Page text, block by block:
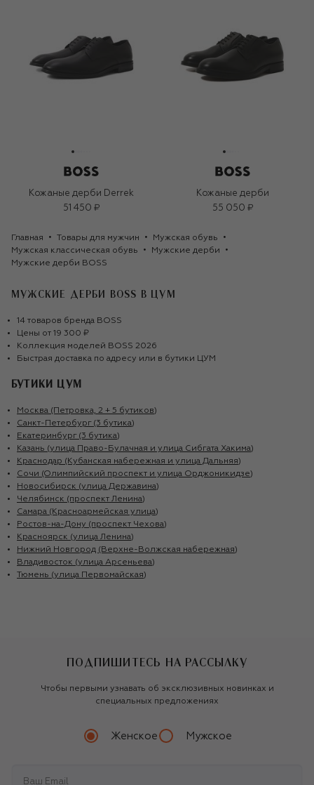
Кожаные дерби Derrek
51 450 ₽
Кожаные дерби
55 050 ₽
Главная Товары для мужчин
Мужская обувь
Мужская классическая обувь
Мужские дерби
Мужские дерби BOSS
МУЖСКИЕ ДЕРБИ BOSS В ЦУМ
14 товаров бренда BOSS
Цены от 19 300 ₽
Коллекция моделей BOSS 2026
Быстрая доставка по адресу или в бутики ЦУМ
БУТИКИ ЦУМ
Москва (Петровка, 2 + 5 бутиков)
Санкт-Петербург (3 бутика)
Екатеринбург (3 бутика)
Казань (улица Право-Булачная и улица Сибгата Хакима)
Краснодар (Кубанская набережная и улица Дальняя)
Сочи (Олимпийский проспект и улица Орджоникидзе)
Новосибирск (улица Державина)
Челябинск (проспект Ленина)
Самара (Красноармейская улица)
Ростов-на-Дону (проспект Чехова)
Красноярск (улица Ленина)
Нижний Новгород (Верхне-Волжская набережная)
Владивосток (улица Арсеньева)
Тюмень (улица Первомайская)
ПОДПИШИТЕСЬ НА РАССЫЛКУ
Чтобы первыми узнавать об эксклюзивных новинках и
специальных предложениях
Женское Мужское